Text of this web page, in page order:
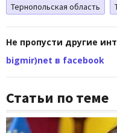
Тернопольская область
Не пропусти другие
bigmir)net в facebook
Статьи по теме